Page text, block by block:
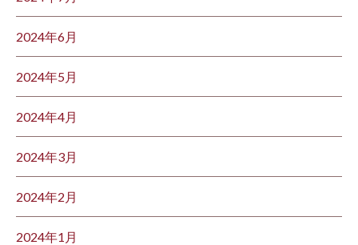
2024年6月
2024年5月
2024年4月
2024年3月
2024年2月
2024年1月